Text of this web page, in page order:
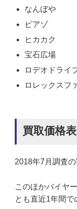
なんぼや
ピアゾ
ヒカカク
宝石広場
ロデオドライ
ロレックスフ
買取価格
2018年7月調査
このほかバイヤ
とも直近1年間で